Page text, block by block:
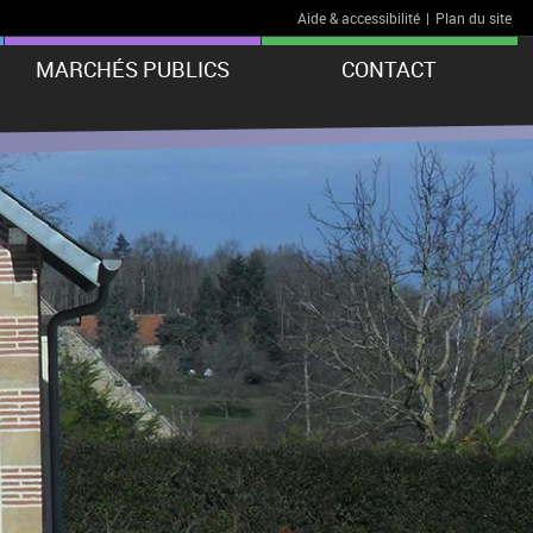
Aide & accessibilité | Plan du site
MARCHÉS PUBLICS CONTACT